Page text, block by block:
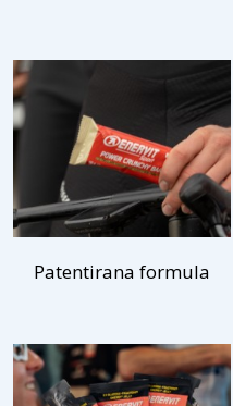
Patentirana formula